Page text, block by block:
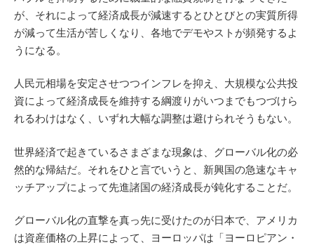
が、それによって経済成長が減速するとひとびとの実質所得
が減って生活が苦しくなり、各地でデモやストが頻発するよ
うになる。
人民元相場を安定させつつインフレを抑え、大規模な公共投
資によって経済成長を維持する綱渡りがいつまでもつづけら
れるわけはなく、いずれ大幅な調整は避けられそうもない。
世界経済で起きているさまざまな現象は、グローバル化の必
然的な帰結だ。それをひと言でいうと、新興国の急速なキャ
ッチアップによって先進諸国の経済成長が鈍化することだ。
グローバル化の直撃を真っ先に受けたのが日本で、アメリカ
は資産価格の上昇によって、ヨーロッパは「ヨーロピアン・